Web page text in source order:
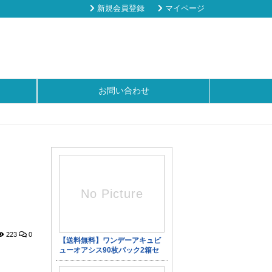
新規会員登録 マイページ
お問い合わせ
223 0